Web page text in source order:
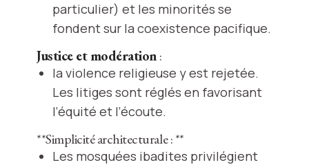
particulier) et les minorités se
fondent sur la coexistence pacifique.
Justice et modération:
la violence religieuse y est rejetée.
Les litiges sont réglés en favorisant
l’équité et l’écoute.
**Simplicité architecturale : **
Les mosquées ibadites privilégient